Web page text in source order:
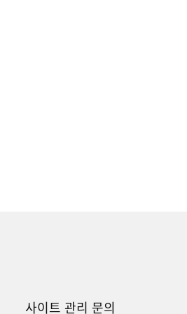
사이트 관리 문의